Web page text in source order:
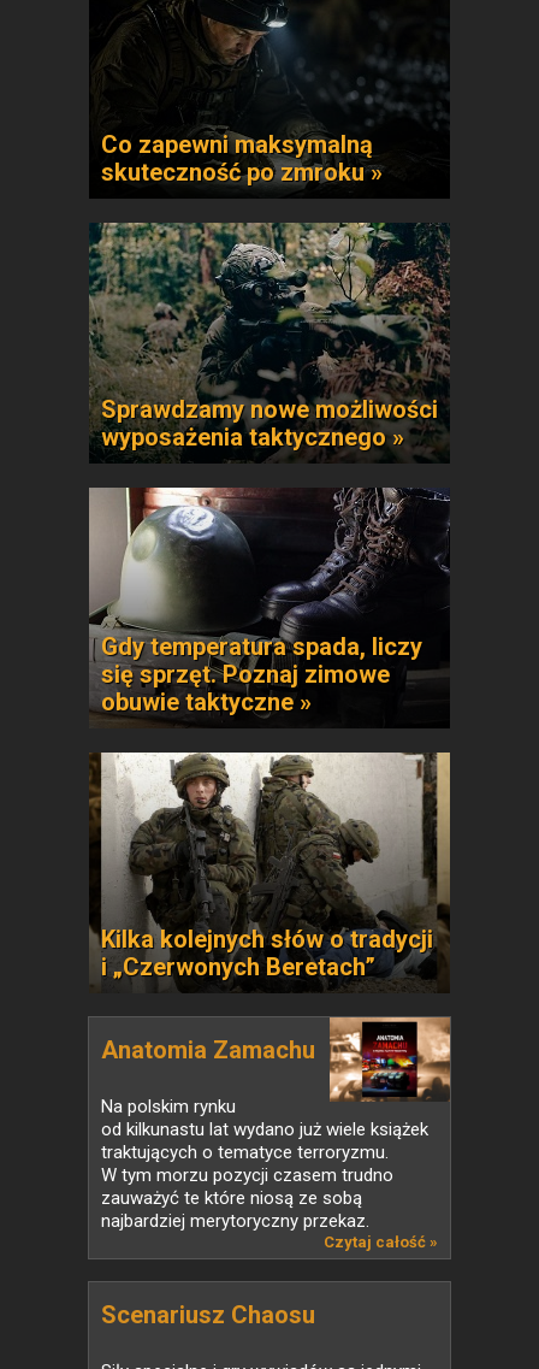
Co zapewni maksymalną
skuteczność po zmroku »
Sprawdzamy nowe możliwości
wyposażenia taktycznego »
Gdy temperatura spada, liczy
się sprzęt. Poznaj zimowe
obuwie taktyczne »
Kilka kolejnych słów o tradycji
i „Czerwonych Beretach”
Anatomia Zamachu
Na polskim rynku
od kilkunastu lat wydano już wiele książek
traktujących o tematyce terroryzmu.
W tym morzu pozycji czasem trudno
zauważyć te które niosą ze sobą
najbardziej merytoryczny przekaz.
Czytaj całość »
Scenariusz Chaosu